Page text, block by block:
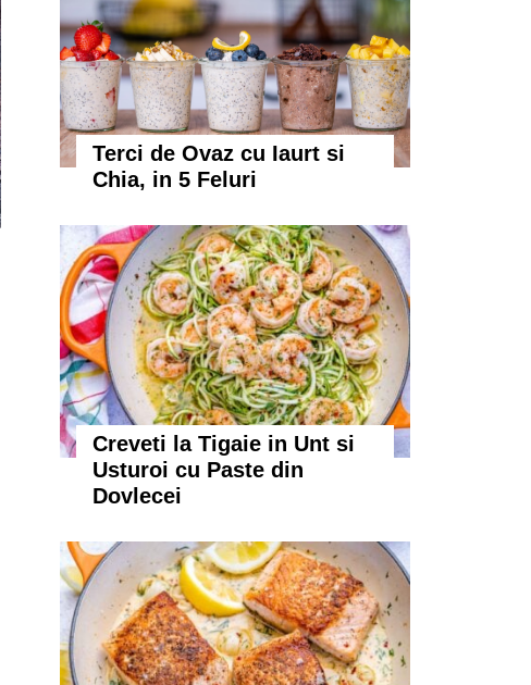
Terci de Ovaz cu Iaurt si
Chia, in 5 Feluri
Creveti la Tigaie in Unt si
Usturoi cu Paste din
Dovlecei